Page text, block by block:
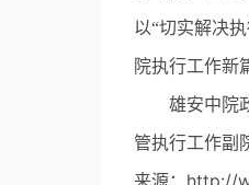
以“切实解决
院执行工作新
雄安中院政
管执行工作副
来源：http://